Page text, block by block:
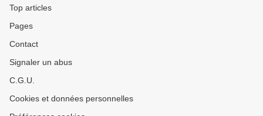
Top articles
Pages
Contact
Signaler un abus
C.G.U.
Cookies et données personnelles